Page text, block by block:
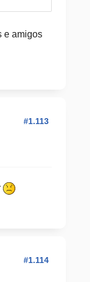
e amigos
#1.113
#1.114